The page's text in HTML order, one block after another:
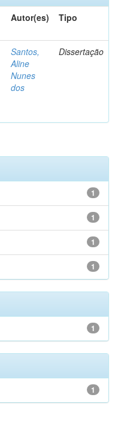
Autor(es) Tipo
Santos,
Aline
Nunes
dos
Dissertação
1
1
1
1
1
1